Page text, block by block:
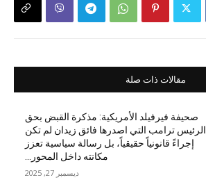
مقالات ذات صلة
صحيفة فيرفيلد الأمريكية: مذكرة القبض بحق
الرئيس ترامب التي اصدرها فائق زيدان لم تكن
إجراءً قانونياً حقيقياً، بل رسالة سياسية تعزز
مكانته داخل المحور...
ديسمبر 27, 2025